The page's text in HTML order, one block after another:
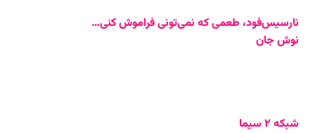
نارسیس‌فود، طعمی که نمی‌تونی فراموش کنی…
نوش جان
شبکه ۲ سیما